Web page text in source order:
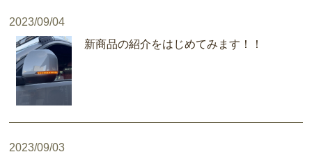
2023/09/04
新商品の紹介をはじめてみます！！
2023/09/03